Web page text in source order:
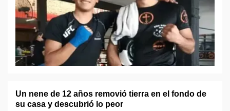
Un nene de 12 años removió tierra en el fondo de
su casa y descubrió lo peor